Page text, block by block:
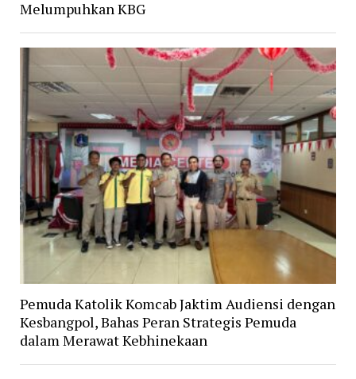
Melumpuhkan KBG
Pemuda Katolik Komcab Jaktim Audiensi dengan
Kesbangpol, Bahas Peran Strategis Pemuda
dalam Merawat Kebhinekaan